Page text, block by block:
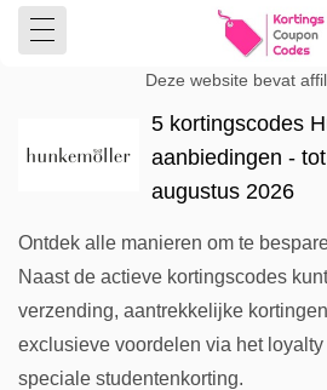
Deze website bevat
5 kortingscodes
aanbiedingen -
augustus 2026
Ontdek alle manieren om te
Naast de actieve kortingscodes
verzending, aantrekkelijke
exclusieve voordelen via het loyalty
speciale studentenkorting.